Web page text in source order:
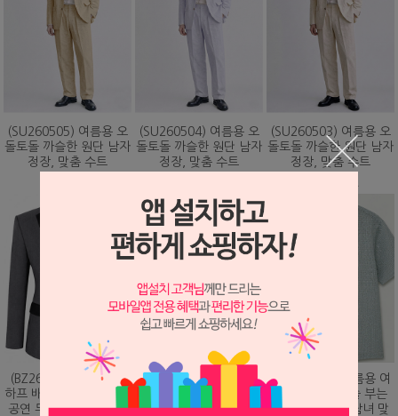
(SU260505) 여름용 오
돌토돌 까슬한 원단 남자
정장, 맞춤 수트
(SU260504) 여름용 오
돌토돌 까슬한 원단 남자
정장, 맞춤 수트
(SU260503) 여름용 오
돌토돌 까슬한 원단 남자
정장, 맞춤 수트
(BZ260203) 화려하게
하프 배색 핫픽스 디자인
공연 무대 맞춤 제작 자
(DS260479) 여름용 여
름용 바람이 솔솔 부는
망사직조 셔츠, 남녀 맞
(DS260473) 여름용 여
름용 바람이 솔솔 부는
망사직조 셔츠, 남녀 맞